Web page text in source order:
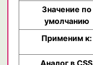
Значение по
умолчанию
Применим к:
Аналог в CSS